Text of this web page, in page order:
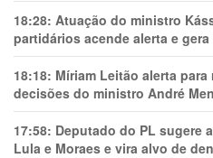
18:28: Atuação do ministro
partidários acende alerta e
18:18: Míriam Leitão alerta
decisões do ministro André
17:58: Deputado do PL sugere
Lula e Moraes e vira alvo de